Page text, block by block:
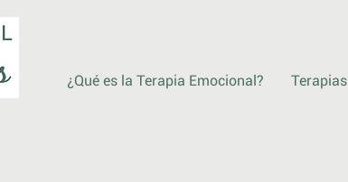
¿Qué es la Terapia Emocional? Terapias